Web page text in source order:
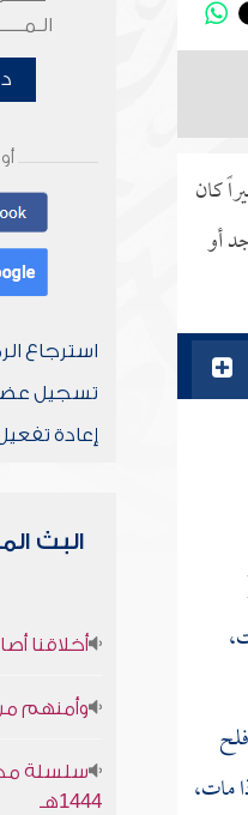
كان
أو
مات،
استرجاع
تسجيل
إعادة
البث
أخلاقنا
وأمنهم
سلسلة
1444هـ